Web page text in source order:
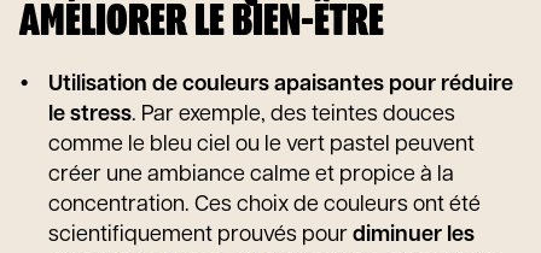
AMÉLIORER LE BIEN-ÊTRE
Utilisation de couleurs apaisantes pour réduire
le stress. Par exemple, des teintes douces
comme le bleu ciel ou le vert pastel peuvent
créer une ambiance calme et propice à la
concentration. Ces choix de couleurs ont été
scientifiquement prouvés pour diminuer les